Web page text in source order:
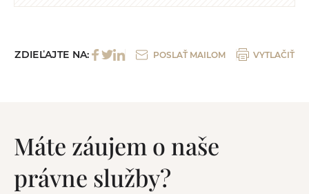
ZDIEĽAJTE NA: POSLAŤ MAILOM VYTLAČIŤ
Máte záujem o naše
právne služby?